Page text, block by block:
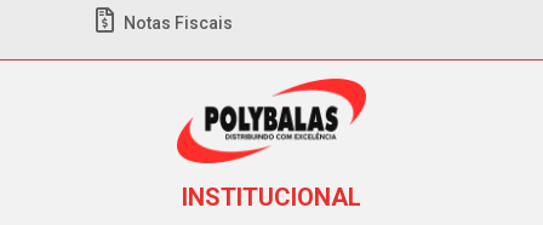
Notas Fiscais
INSTITUCIONAL